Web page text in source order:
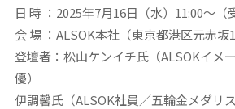
日 時 ：2025年7月16日（水）11:00～（
会 場 ：ALSOK本社（東京都港区元赤坂
登壇者：松山ケンイチ氏（ALSOKイメ
優）
伊調馨氏（ALSOK社員／五輪金メダリス